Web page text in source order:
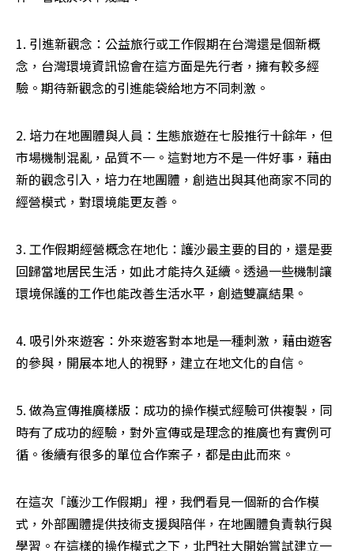
1. 引進新觀念：公益旅行或工作假期在台灣還是個新概
念，台灣環境資訊協會在這方面是先行者，擁有較多經
驗。期待新觀念的引進能袋給地方不同刺激。
2. 培力在地團體與人員：生態旅遊在七股推行十餘年，但
市場機制混亂，品質不一。這對地方不是一件好事，藉由
新的觀念引入，培力在地團體，創造出與其他商家不同的
經營模式，對環境能更友善。
3. 工作假期經營概念在地化：護沙最主要的目的，還是要
回歸當地居民生活，如此才能持久延續。透過一些機制讓
環境保護的工作也能改善生活水平，創造雙贏結果。
4. 吸引外來遊客：外來遊客對本地是一種刺激，藉由遊客
的參與，開展本地人的視野，建立在地文化的自信。
5. 做為宣傳推廣樣版：成功的操作模式經驗可供複製，同
時有了成功的經驗，對外宣傳或是理念的推廣也有實例可
循。後續有很多的單位合作案子，都是由此而來。
在這次「護沙工作假期」裡，我們看見一個新的合作模
式，外部團體提供技術支援與陪伴，在地團體負責執行與
學習。在這樣的操作模式之下，北門社大開始嘗試建立一